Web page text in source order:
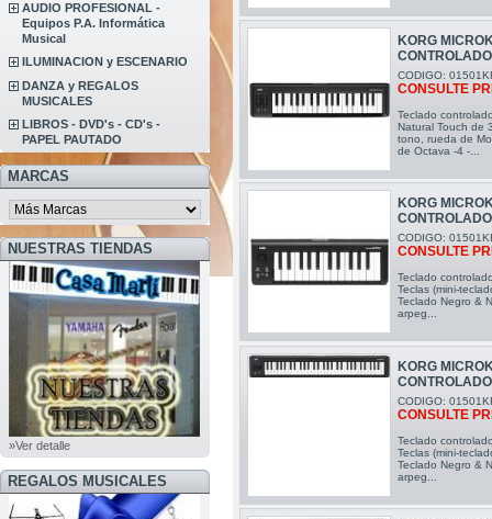
AUDIO PROFESIONAL -
Equipos P.A. Informática
Musical
ILUMINACION y ESCENARIO
DANZA y REGALOS
MUSICALES
LIBROS - DVD's - CD's -
PAPEL PAUTADO
MARCAS
NUESTRAS TIENDAS
»Ver detalle
REGALOS MUSICALES
KORG
CODIGO:
CONSULTE
Teclado
Natural Touch de
tono, rueda de
de Octava -4 -...
KORG
CODIGO:
CONSULTE
Teclado
Teclas (mini-
Teclado Negro &
arpeg...
KORG
CODIGO:
CONSULTE
Teclado
Teclas (mini-
Teclado Negro &
arpeg...